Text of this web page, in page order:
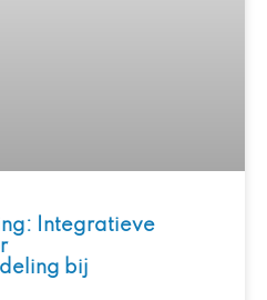
Integratieve
bij